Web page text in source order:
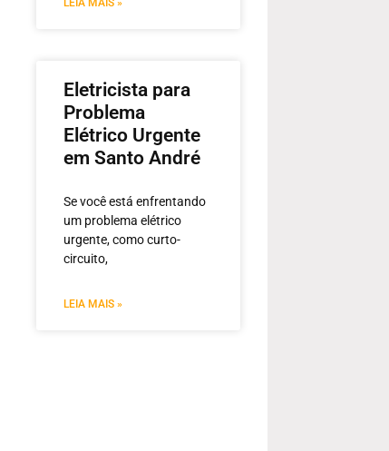
LEIA MAIS »
Eletricista para
Problema
Elétrico Urgente
em Santo André
Se você está enfrentando
um problema elétrico
urgente, como curto-
circuito,
LEIA MAIS »